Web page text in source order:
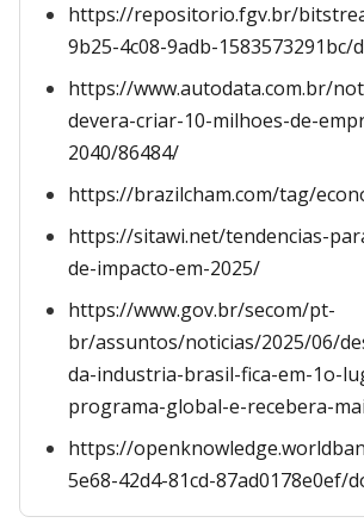
https://repositorio.fgv.br/
9b25-4c08-9adb-1583573291bc/
https://www.autodata.com.br/
devera-criar-10-milhoes-de-
2040/86484/
https://brazilcham.com/tag/
https://sitawi.net/tendencias-
de-impacto-em-2025/
https://www.gov.br/secom/pt-
br/assuntos/noticias/2025/06/
da-industria-brasil-fica-em-1o-
programa-global-e-recebera-
https://
5e68-42d4-81cd-87ad0178e0ef/